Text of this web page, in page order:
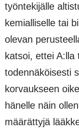
työntekijälle
kemialliselle tai
olevan
katsoi, ettei
todennäköisesti
korvaukseen
hänelle näin
määrättyjä